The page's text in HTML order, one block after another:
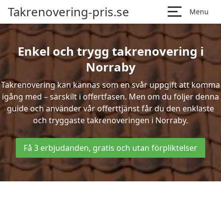
Takrenovering-pris.se Menu
Enkel och trygg takrenovering i
Norraby
Takrenovering kan kännas som en svår uppgift att komma
igång med – särskilt i offertfasen. Men om du följer denna
guide och använder vår offerttjänst får du den enklaste
och tryggaste takrenoveringen i Norraby.
Få 3 erbjudanden, gratis och utan förpliktelser